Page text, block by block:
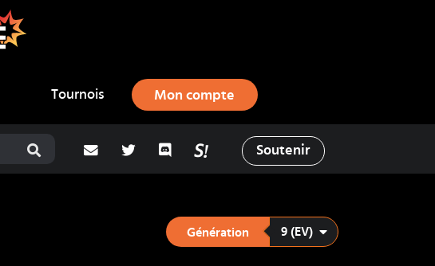
Tournois Mon compte
adresse email
Twitter DiscordLa Salty Room sur Pokémon
Soutenir
Génération 9 (EV)